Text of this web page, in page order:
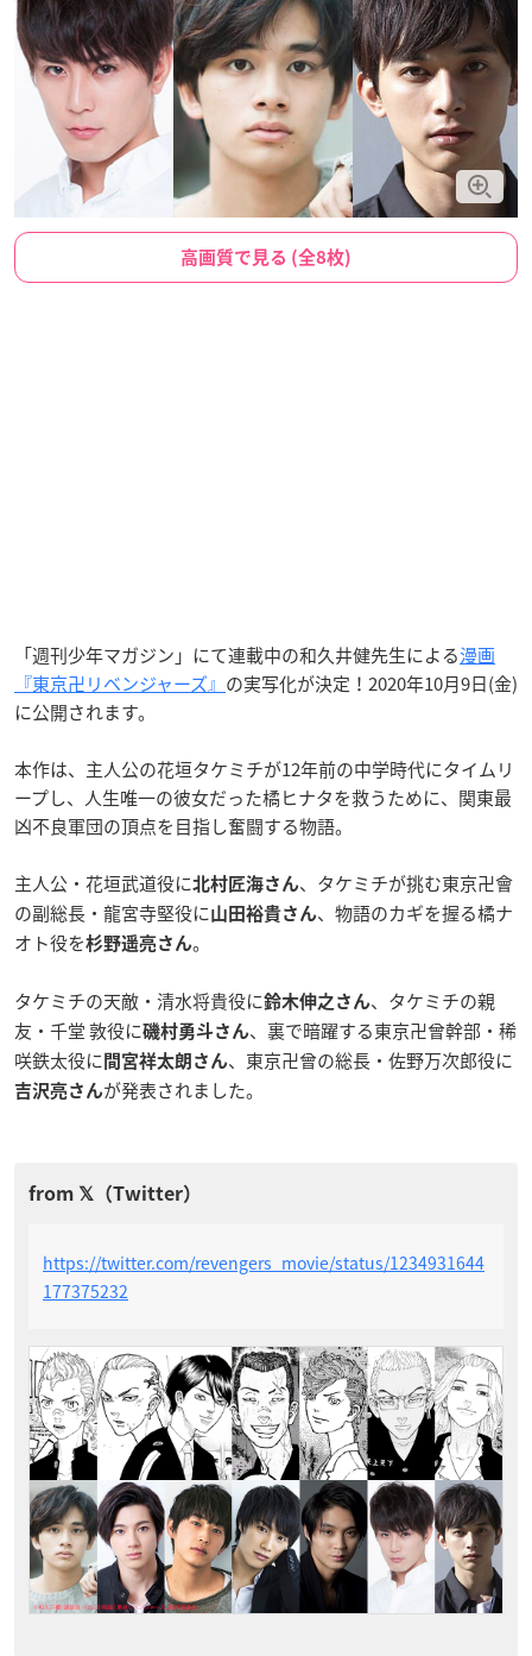
高画質で見る (全8枚)
「週刊少年マガジン」にて連載中の和久井健先生による漫画
『東京卍リベンジャーズ』 の実写化が決定！2020年10月9日(金)
に公開されます。
本作は、主人公の花垣タケミチが12年前の中学時代にタイムリ
ープし、人生唯一の彼女だった橘ヒナタを救うために、関東最
凶不良軍団の頂点を目指し奮闘する物語。
主人公・花垣武道役に北村匠海さん、タケミチが挑む東京卍會
の副総長・龍宮寺堅役に山田裕貴さん、物語のカギを握る橘ナ
オト役を杉野遥亮さん。
タケミチの天敵・清水将貴役に鈴木伸之さん、タケミチの親
友・千堂 敦役に磯村勇斗さん、裏で暗躍する東京卍曾幹部・稀
咲鉄太役に 間宮祥太朗さん、東京卍曾の総長・佐野万次郎役に
吉沢亮さんが発表されました。
https://twitter.com/revengers_movie/status/1234931644
177375232